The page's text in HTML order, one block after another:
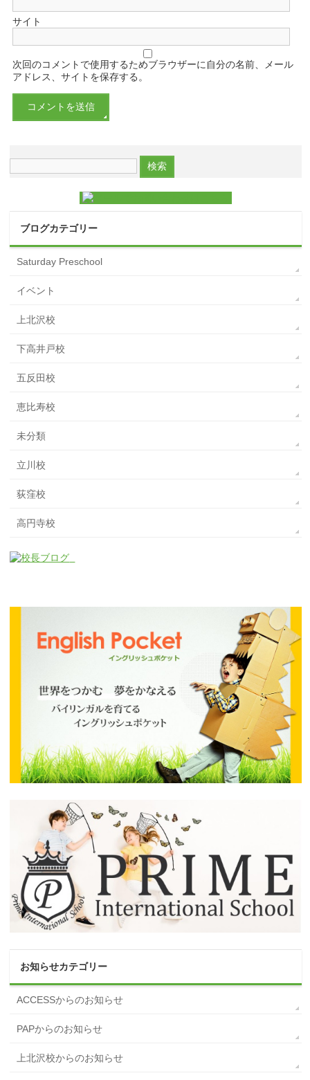
サイト
次回のコメントで使用するためブラウザーに自分の名前、メール
アドレス、サイトを保存する。
ブログカテゴリー
Saturday Preschool
イベント
上北沢校
下高井戸校
五反田校
恵比寿校
未分類
立川校
荻窪校
高円寺校
お知らせカテゴリー
ACCESSからのお知らせ
PAPからのお知らせ
上北沢校からのお知らせ